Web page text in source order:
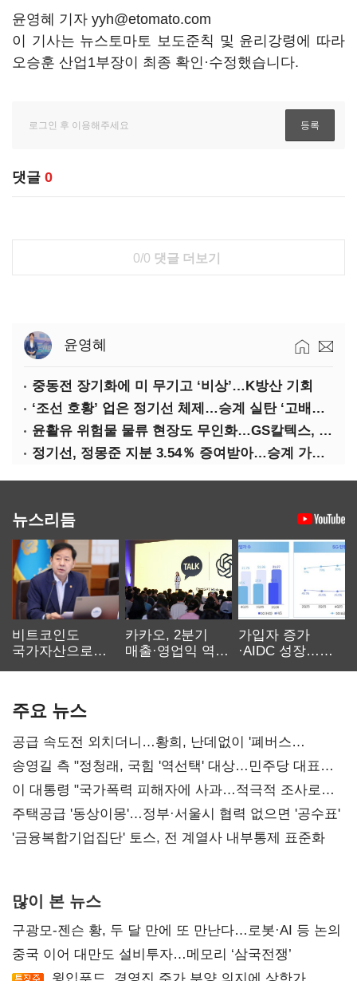
윤영혜 기자 yyh@etomato.com
이 기사는 뉴스토마토 보도준칙 및 윤리강령에 따라
오승훈 산업1부장이 최종 확인·수정했습니다.
댓글 0
0/0 댓글 더보기
윤영혜
중동전 장기화에 미 무기고 ‘비상’…K방산 기회
‘조선 호황’ 업은 정기선 체제…승계 실탄 ‘고배당’ 주목
윤활유 위험물 물류 현장도 무인화…GS칼텍스, 디지털 전환 가속
정기선, 정몽준 지분 3.54％ 증여받아…승계 가속화
뉴스리듬
비트코인도
국가자산으로…'
카카오, 2분기
매출·영업익 역대
가입자 증가
·AIDC 성장…
주요 뉴스
공급 속도전 외치더니…황희, 난데없이 '폐버스
리모델링' 제안
송영길 측 "정청래, 국힘 '역선택' 대상…민주당 대표로
총선 지휘 못해"
이 대통령 "국가폭력 피해자에 사과…적극적 조사로
진실 밝혀야"
주택공급 '동상이몽'…정부·서울시 협력 없으면 '공수표'
'금융복합기업집단' 토스, 전 계열사 내부통제 표준화
많이 본 뉴스
구광모-젠슨 황, 두 달 만에 또 만난다…로봇·AI 등 논의
중국 이어 대만도 설비투자…메모리 ‘삼국전쟁’